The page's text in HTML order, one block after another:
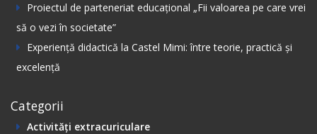
Proiectul de parteneriat educațional „Fii valoarea pe care vrei
să o vezi în societate”
Experiență didactică la Castel Mimi: între teorie, practică și
excelență
Categorii
Activități extracuriculare